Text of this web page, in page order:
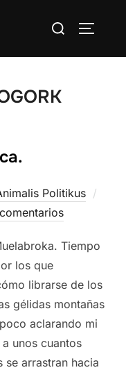
Buscar:
Politikus
Tiempo
los que
librarse de los
gélidas montañas
aclarando mi
unos cuantos
arrastran hacia